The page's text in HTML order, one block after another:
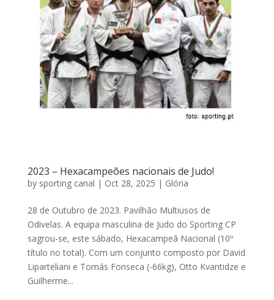
2023 – Hexacampeões nacionais de Judo!
by sporting canal | Oct 28, 2025 | Glória
28 de Outubro de 2023. Pavilhão Multiusos de
Odivelas. A equipa masculina de Judo do Sporting CP
sagrou-se, este sábado, Hexacampeã Nacional (10º
título no total). Com um conjunto composto por David
Liparteliani e Tomás Fonseca (-66kg), Otto Kvantidze e
Guilherme...